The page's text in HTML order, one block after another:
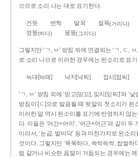
으므로 소리 나는 대로 표기한다.
건뜻 번쩍 딸꾹 절뚝(거리다)
껑뚱(하다) 뭉뚱(그리다)
그렇지만 ‘ㄱ, ㅂ’ 받침 뒤에 연결되는 ‘ㄱ, ㄷ,
로 소리 나므로 이러한 경우에는 된소리로 표
늑대[늑때] 낙지[낙찌] 접시[접씨]
‘ㄱ, ㅂ’ 받침 외에 ‘믿고[믿꼬], 잊지[읻찌]’와 ‘
받침이 [ㄷ]으로 발음될 때 뒷말의 첫소리가 된
이러한 말 역시 된소리를 표기에 반영하지 않
다. 이들은 ‘어간+어미’, ‘어근+어근’과 같이
이라서, ‘눈곱, 발바닥’ 등과 마찬가지로 된소
것이다. 그렇지만 ‘똑똑하다, 쓱싹쓱싹, 쌉쌀하
럼 같거나 비슷한 음절이 거듭되는 경우에는